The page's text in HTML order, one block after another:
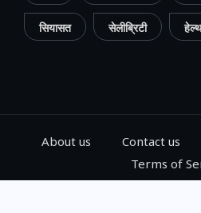
सियासत सेलीब्रिटी हेल्थ
About us Contact us
Terms of